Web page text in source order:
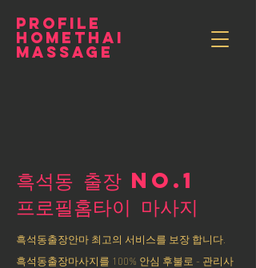
PROFILE
HOMETHAI
MASSAGE
흑석동 출장 NO.1
​프로필홈타이 마사지
흑석동출장안마 최고의 서비스를 보장 합니다.
흑석동출장마사지를 100% 안심 후불로 - 관리사